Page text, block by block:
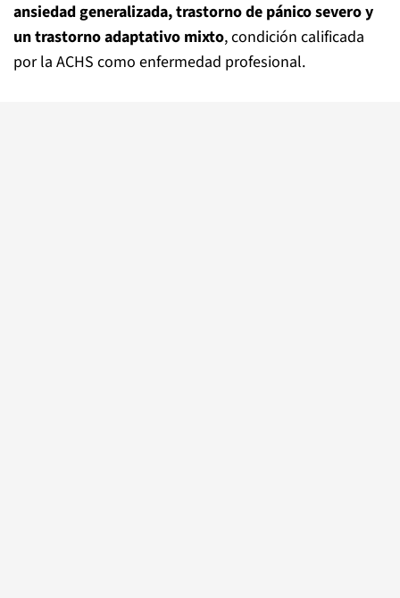
ansiedad generalizada, trastorno de pánico severo y
un trastorno adaptativo mixto, condición calificada
por la ACHS como enfermedad profesional.